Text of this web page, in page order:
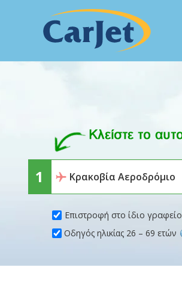
Επιστροφή στο ίδιο γραφείο
Οδηγός ηλικίας 26 – 69 ετών